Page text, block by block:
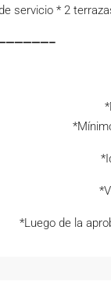
servicio * 2
*Luego de la